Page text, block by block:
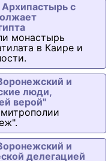
с
монастырь
в Каире и
и
люди,
верой"
и
делегацией